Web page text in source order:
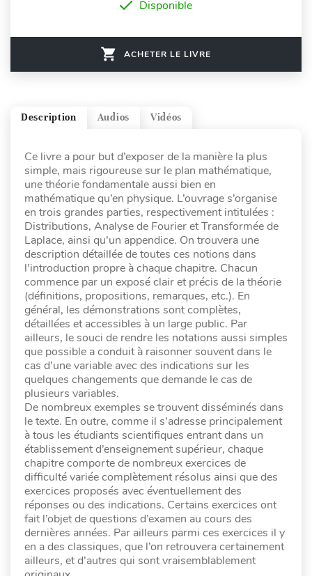
Disponible
ACHETER LE LIVRE
Vidéos
Audios
Description
Ce livre a pour but d’exposer de la manière la plus
simple, mais rigoureuse sur le plan mathématique,
une théorie fondamentale aussi bien en
mathématique qu’en physique. L’ouvrage s’organise
en trois grandes parties, respectivement intitulées :
Distributions, Analyse de Fourier et Transformée de
Laplace, ainsi qu’un appendice. On trouvera une
description détaillée de toutes ces notions dans
l’introduction propre à chaque chapitre. Chacun
commence par un exposé clair et précis de la théorie
(définitions, propositions, remarques, etc.). En
général, les démonstrations sont complètes,
détaillées et accessibles à un large public. Par
ailleurs, le souci de rendre les notations aussi simples
que possible a conduit à raisonner souvent dans le
cas d’une variable avec des indications sur les
quelques changements que demande le cas de
plusieurs variables.
De nombreux exemples se trouvent disséminés dans
le texte. En outre, comme il s’adresse principalement
à tous les étudiants scientifiques entrant dans un
établissement d’enseignement supérieur, chaque
chapitre comporte de nombreux exercices de
difficulté variée complètement résolus ainsi que des
exercices proposés avec éventuellement des
réponses ou des indications. Certains exercices ont
fait l’objet de questions d’examen au cours des
dernières années. Par ailleurs parmi ces exercices il y
en a des classiques, que l’on retrouvera certainement
ailleurs, et d’autres qui sont vraisemblablement